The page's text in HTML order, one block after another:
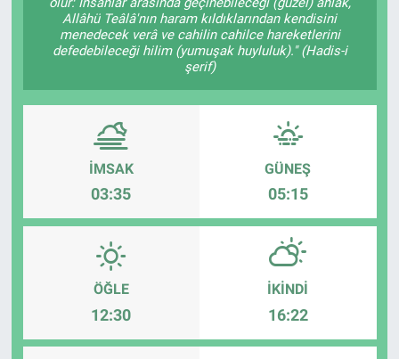
Allâhü Teâlâ'nın haram kıldıklarından kendisini
menedecek verâ ve cahilin cahilce hareketlerini
defedebileceği hilim (yumuşak huyluluk)." (Hadis-i
şerif)
İMSAK
03:35
GÜNEŞ
05:15
ÖĞLE
12:30
İKINDI
16:22
ASAYİŞ